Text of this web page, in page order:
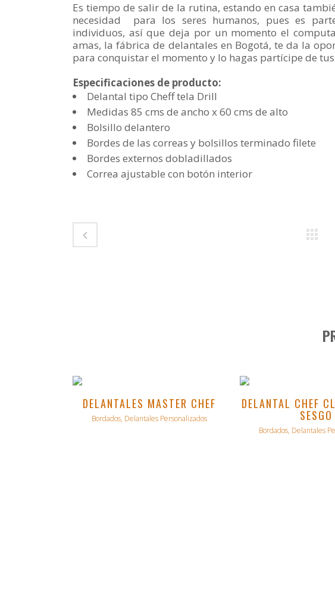
Es tiempo de salir de la rutina, estando en casa
necesidad para los seres humanos, pues es
individuos, así que deja por un momento el
amas, la fábrica de delantales en Bogotá, te da la
para conquistar el momento y lo hagas partícipe de
Especificaciones de producto:
Delantal tipo Cheff tela Drill
Medidas 85 cms de ancho x 60 cms de alto
Bolsillo delantero
Bordes de las correas y bolsillos terminado filete
Bordes externos dobladillados
Correa ajustable con botón interior
DELANTALES MASTER CHEF
Bordados, Delantales Personalizados
DELANTAL CHEF
SESGO
Bordados, Delantales